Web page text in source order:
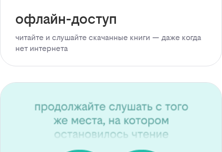
офлайн-доступ
читайте и слушайте скачанные книги — даже когда
нет интернета